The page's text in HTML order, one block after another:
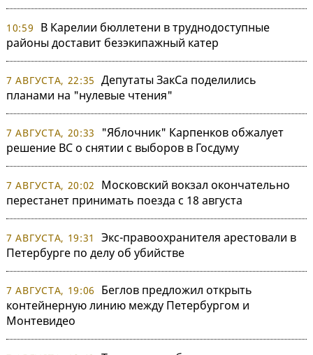
10:59
В Карелии бюллетени в труднодоступные
районы доставит безэкипажный катер
7 АВГУСТА, 22:35 Депутаты ЗакСа поделились
планами на "нулевые чтения"
7 АВГУСТА, 20:33
"Яблочник" Карпенков обжалует
решение ВС о снятии с выборов в Госдуму
7 АВГУСТА, 20:02
Московский вокзал окончательно
перестанет принимать поезда с 18 августа
7 АВГУСТА, 19:31
Экс-правоохранителя арестовали в
Петербурге по делу об убийстве
7 АВГУСТА, 19:06
Беглов предложил открыть
контейнерную линию между Петербургом и
Монтевидео